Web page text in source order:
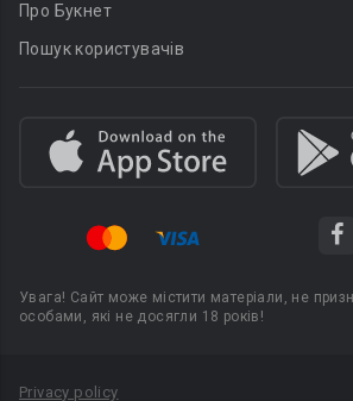
Про Букнет
Пошук користувачів
Увага! Сайт може містити матеріали, не
особами, які не досягли 18 років!
Privacy policy